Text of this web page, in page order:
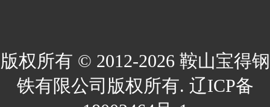
版权所有 © 2012-2026 鞍山宝得钢
铁有限公司版权所有. 辽ICP备